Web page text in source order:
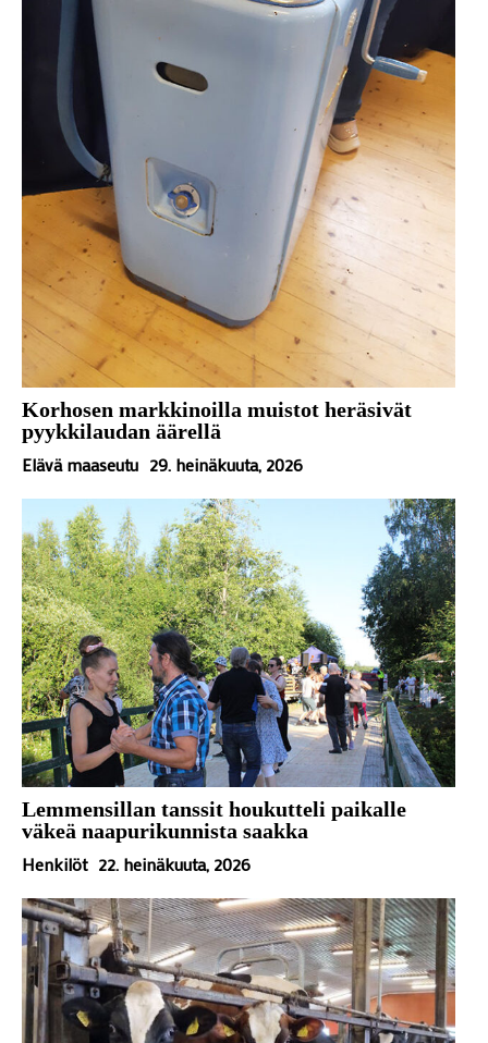
Korhosen markkinoilla muistot heräsivät
pyykkilaudan äärellä
Elävä maaseutu 29. heinäkuuta, 2026
Lemmensillan tanssit houkutteli paikalle
väkeä naapurikunnista saakka
Henkilöt 22. heinäkuuta, 2026